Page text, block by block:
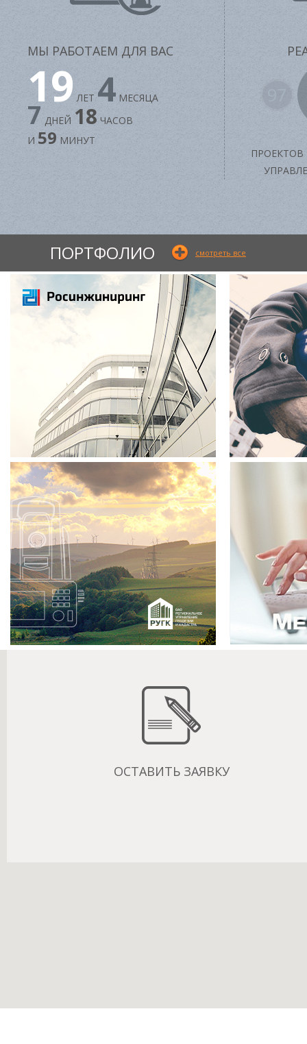
МЫ РАБОТАЕМ ДЛЯ ВАС
19 ЛЕТ 4 МЕСЯЦА
7 ДНЕЙ 18 ЧАСОВ
И 59 МИНУТ
ПОРТФОЛИО смотреть все
ОСТАВИТЬ ЗАЯВКУ